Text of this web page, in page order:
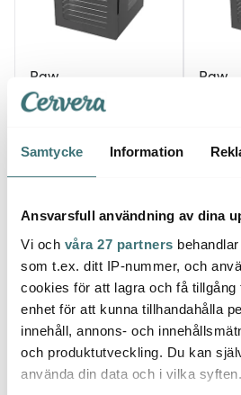
Samtycke Information
Ansvarsfull användning av dina
Vi och våra 27 partners
som t.ex. ditt IP-nummer, och
cookies för att lagra och få tillgång
enhet för att kunna tillhandahålla
innehåll, annons- och
och produktutveckling. Du kan
använda din data och i vilka syften.
Raw
Dehydrator med 10
hyllor RAWDH10 svart
2938 kr
Raw
hyllor
3438
Låt dig inspireras